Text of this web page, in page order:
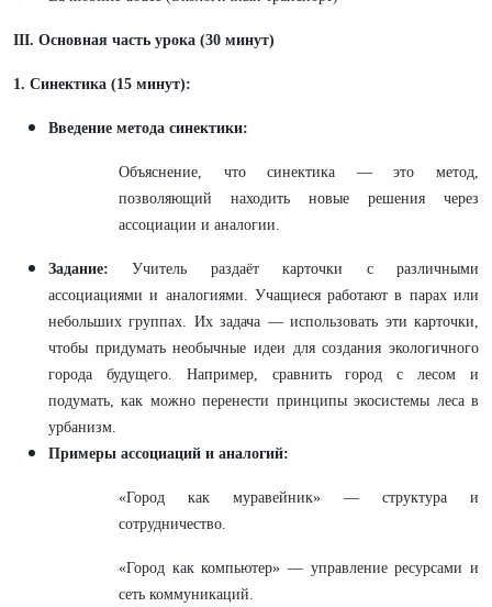
III. Основная часть урока (30 минут)
1. Синектика (15 минут):
Введение метода синектики:
Объяснение, что синектика — это метод,
позволяющий находить новые решения через
ассоциации и аналогии.
Задание: Учитель раздаёт карточки с различными
ассоциациями и аналогиями. Учащиеся работают в парах или
небольших группах. Их задача — использовать эти карточки,
чтобы придумать необычные идеи для создания экологичного
города будущего. Например, сравнить город с лесом и
подумать, как можно перенести принципы экосистемы леса в
урбанизм.
Примеры ассоциаций и аналогий:
«Город как муравейник» — структура и
сотрудничество.
«Город как компьютер» — управление ресурсами и
сеть коммуникаций.